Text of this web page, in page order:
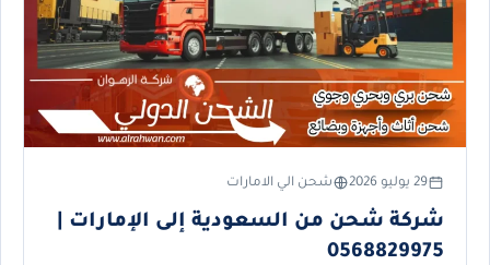
29 يوليو 2026 شحن الي الامارات
شركة شحن من السعودية إلى الإمارات |
0568829975